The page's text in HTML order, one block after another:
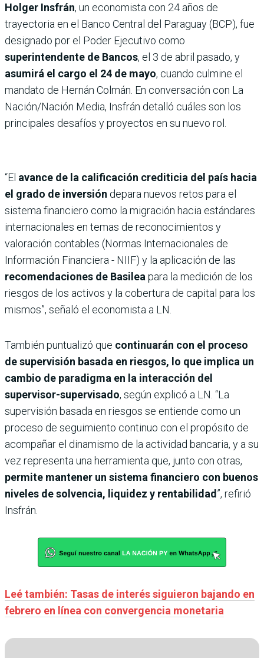
Holger Insfrán, un economista con 24 años de
trayectoria en el Banco Central del Paraguay (BCP), fue
designado por el Poder Ejecutivo como
superintendente de Bancos, el 3 de abril pasado, y
asumirá el cargo el 24 de mayo, cuando culmine el
mandato de Hernán Colmán. En conversación con La
Nación/Nación Media, Insfrán detalló cuáles son los
principales desafíos y proyectos en su nuevo rol.
“El avance de la calificación crediticia del país hacia
el grado de inversión depara nuevos retos para el
sistema financiero como la migración hacia estándares
internacionales en temas de reconocimientos y
valoración contables (Normas Internacionales de
Información Financiera - NIIF) y la aplicación de las
recomendaciones de Basilea para la medición de los
riesgos de los activos y la cobertura de capital para los
mismos”, señaló el economista a LN.
También puntualizó que continuarán con el proceso
de supervisión basada en riesgos, lo que implica un
cambio de paradigma en la interacción del
supervisor-supervisado, según explicó a LN. “La
supervisión basada en riesgos se entiende como un
proceso de seguimiento continuo con el propósito de
acompañar el dinamismo de la actividad bancaria, y a su
vez representa una herramienta que, junto con otras,
permite mantener un sistema financiero con buenos
niveles de solvencia, liquidez y rentabilidad”, refirió
Insfrán.
Leé también: Tasas de interés siguieron bajando en
febrero en línea con convergencia monetaria